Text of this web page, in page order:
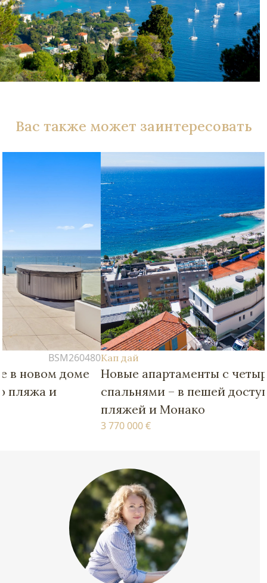
Вас также может заинтересовать
Новые апартаменты с четырьмя
спальнями – в пешей доступности от
пляжей и Монако